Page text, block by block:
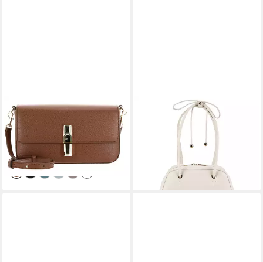
FURLA
Umhängetasche Crossbody
Bag, aus echtem Leder
ab 205,95 €
lieferbar - in 2-3 Werktagen bei dir
Schultertasche Poppy, Leder
lieferbar - in 2-3 Werktagen bei dir